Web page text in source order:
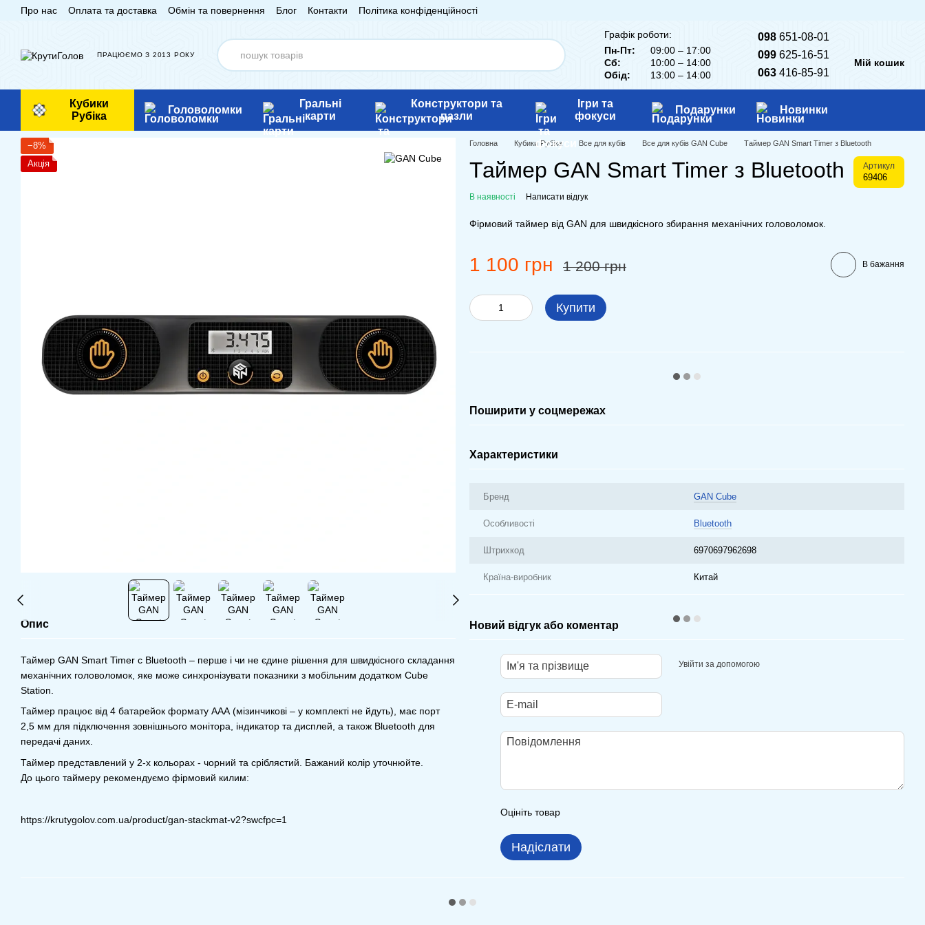
Перейти до основного контенту
Про нас Оплата та доставка Обмін та повернення Блог Контакти Політика конфіденційності
ПРАЦЮЄМО З 2013 РОКУ
Графік роботи:
Пн-Пт:
09:00 – 17:00
Сб:
10:00 – 14:00
Обід:
13:00 – 14:00
098 651-08-01
099 625-16-51
063 416-85-91
Мій кошик
Кубики
Рубіка
Головоломки
Гральні
карти
Конструктори та
пазли
Ігри та
фокуси
Подарунки Новинки
−8%
Акція
Опис
Таймер GAN Smart Timer c Bluetooth – перше і чи не єдине рішення для швидкісного складання
механічних головоломок, яке може синхронізувати показники з мобільним додатком Cube
Station.
Таймер працює від 4 батарейок формату ААА (мізинчикові – у комплекті не йдуть), має порт
2,5 мм для підключення зовнішнього монітора, індикатор та дисплей, а також Bluetooth для
передачі даних.
Таймер представлений у 2-х кольорах - чорний та сріблястий. Бажаний колір уточнюйте.
До цього таймеру рекомендуємо фірмовий килим:
https://krutygolov.com.ua/product/gan-stackmat-v2?swcfpc=1
Головна Кубики Рубіка Все для кубів Все для кубів GAN Cube Таймер GAN Smart Timer з Bluetooth
Таймер GAN Smart Timer з Bluetooth Артикул
69406
В наявності Написати відгук
Фірмовий таймер від GAN для швидкісного збирання механічних головоломок.
1 100 грн 1 200 грн В бажання
Купити
Поширити у соцмережах
Характеристики
Бренд GAN Cube
Особливості Bluetooth
Штрихкод 6970697962698
Країна-виробник Китай
Новий відгук або коментар
Увійти за допомогою
Оцініть товар
Надіслати